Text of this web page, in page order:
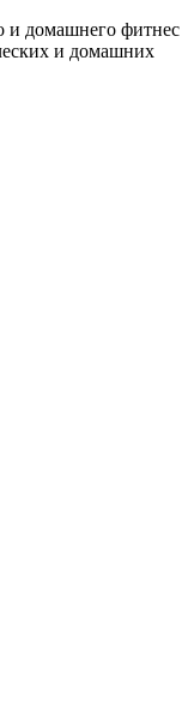
и домашнего фитнес
и домашних